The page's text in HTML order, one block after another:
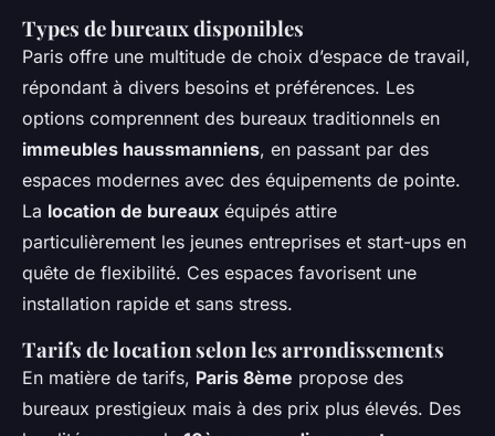
Types de bureaux disponibles
Paris offre une multitude de choix d’espace de travail,
répondant à divers besoins et préférences. Les
options comprennent des bureaux traditionnels en
immeubles haussmanniens, en passant par des
espaces modernes avec des équipements de pointe.
La location de bureaux équipés attire
particulièrement les jeunes entreprises et start-ups en
quête de flexibilité. Ces espaces favorisent une
installation rapide et sans stress.
Tarifs de location selon les arrondissements
En matière de tarifs, Paris 8ème propose des
bureaux prestigieux mais à des prix plus élevés. Des